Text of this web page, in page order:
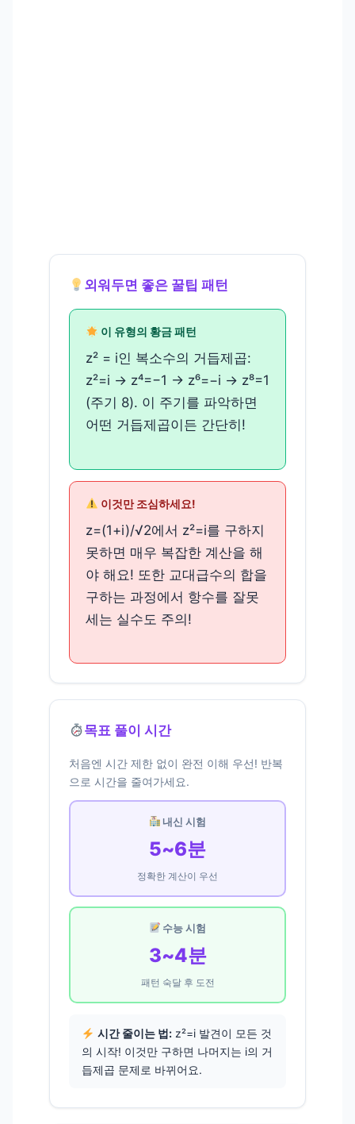
외워두면 좋은 꿀팁 패턴
이 유형의 황금 패턴
z² = i인 복소수의 거듭제곱:
z²=i → z⁴=−1 → z⁶=−i → z⁸=1
(주기 8). 이 주기를 파악하면
어떤 거듭제곱이든 간단히!
이것만 조심하세요!
z=(1+i)/√2에서 z²=i를 구하지
못하면 매우 복잡한 계산을 해
야 해요! 또한 교대급수의 합을
구하는 과정에서 항수를 잘못
세는 실수도 주의!
목표 풀이 시간
처음엔 시간 제한 없이 완전 이해 우선! 반복
으로 시간을 줄여가세요.
내신 시험
5~6분
정확한 계산이 우선
수능 시험
3~4분
패턴 숙달 후 도전
시간 줄이는 법:z²=i 발견이 모든 것
의 시작! 이것만 구하면 나머지는 i의 거
듭제곱 문제로 바뀌어요.